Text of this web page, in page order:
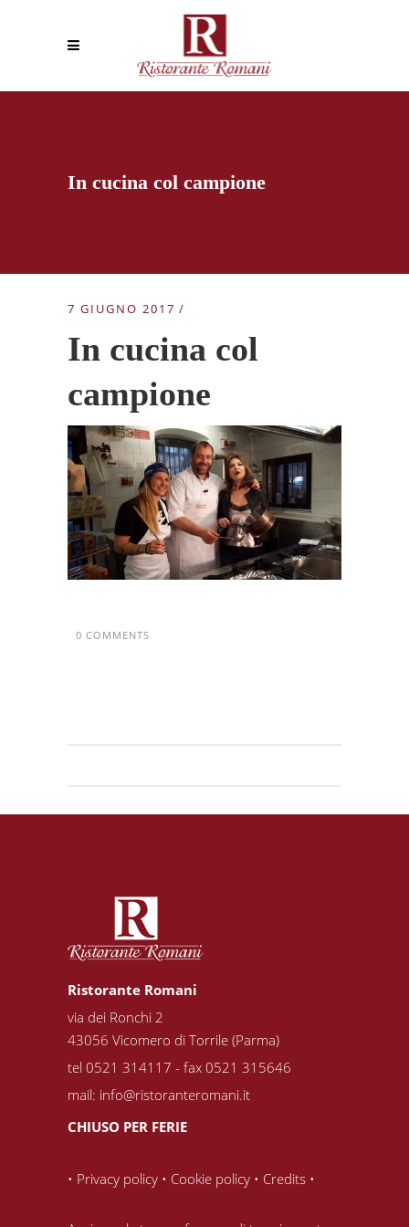
In cucina col campione
7 GIUGNO 2017
In cucina col
campione
0 COMMENTS
Ristorante Romani
via dei Ronchi 2
43056 Vicomero di Torrile (Parma)
tel 0521 314117 - fax 0521 315646
mail: info@ristoranteromani.it
CHIUSO PER FERIE
• Privacy policy • Cookie policy • Credits •